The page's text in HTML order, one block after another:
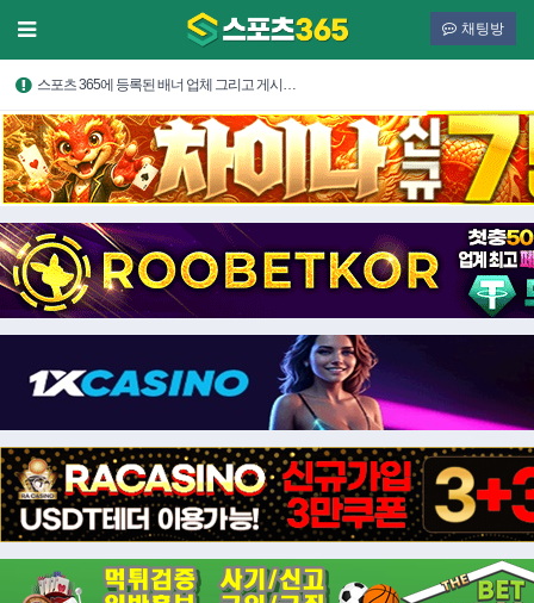
채팅방
스포츠 365에 등록된 배너 업체 그리고 게시…